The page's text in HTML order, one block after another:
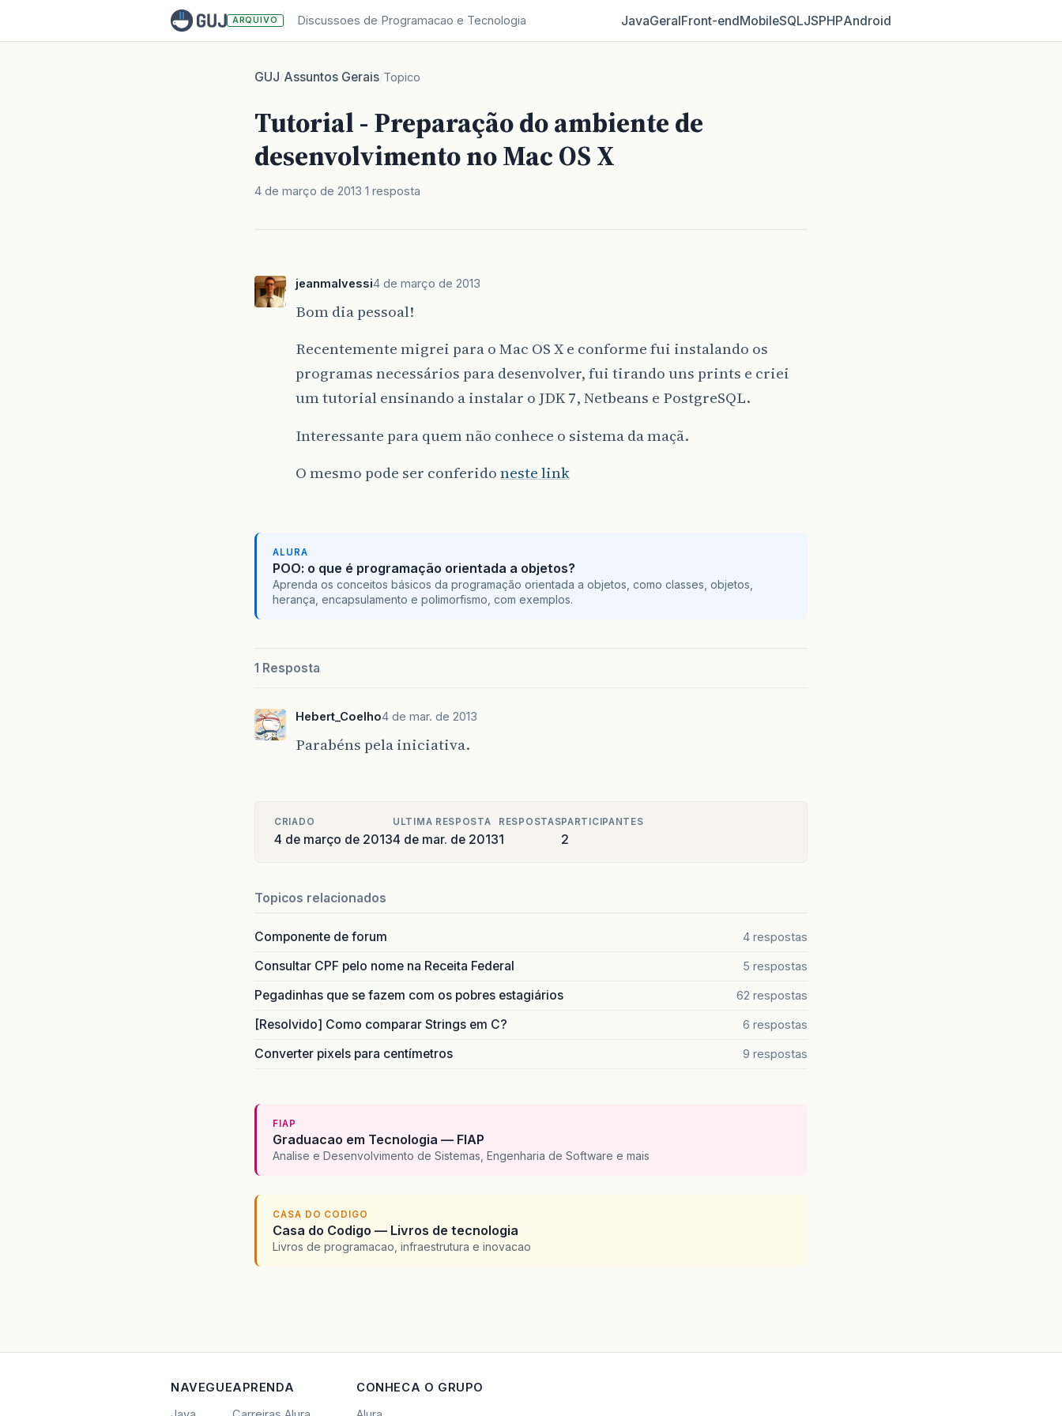
ARQUIVO Discussoes de Programacao e Tecnologia JavaGeralFront‑endMobileSQLJSPHPAndroid
GUJ/Assuntos Gerais/Topico
Tutorial - Preparação do ambiente de
desenvolvimento no Mac OS X
4 de março de 2013 1 resposta
jeanmalvessi4 de março de 2013
Bom dia pessoal!
Recentemente migrei para o Mac OS X e conforme fui instalando os
programas necessários para desenvolver, fui tirando uns prints e criei
um tutorial ensinando a instalar o JDK 7, Netbeans e PostgreSQL.
Interessante para quem não conhece o sistema da maçã.
O mesmo pode ser conferidoneste link
ALURA
POO: o que é programação orientada a objetos?
Aprenda os conceitos básicos da programação orientada a objetos, como classes, objetos,
herança, encapsulamento e polimorfismo, com exemplos.
1 Resposta
Hebert_Coelho4 de mar. de 2013
Parabéns pela iniciativa.
CRIADO
4 de março de 2013
ULTIMA RESPOSTA
4 de mar. de 2013
RESPOSTAS
1
PARTICIPANTES
2
Topicos relacionados
Componente de forum 4 respostas
Consultar CPF pelo nome na Receita Federal 5 respostas
Pegadinhas que se fazem com os pobres estagiários 62 respostas
[Resolvido] Como comparar Strings em C? 6 respostas
Converter pixels para centímetros 9 respostas
FIAP
Graduacao em Tecnologia — FIAP
Analise e Desenvolvimento de Sistemas, Engenharia de Software e mais
CASA DO CODIGO
Casa do Codigo — Livros de tecnologia
Livros de programacao, infraestrutura e inovacao
NAVEGUEAPRENDA
CONHECA O GRUPO